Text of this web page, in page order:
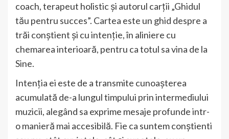
coach, terapeut holistic și autorul carții „Ghidul
tău pentru succes”. Cartea este un ghid despre a
trăi conștient și cu intenție, în aliniere cu
chemarea interioară, pentru ca totul sa vina de la
Sine.
Intenția ei este de a transmite cunoașterea
acumulată de-a lungul timpului prin intermediului
muzicii, alegând sa exprime mesaje profunde intr-
o manieră mai accesibilă. Fie ca suntem conștienti